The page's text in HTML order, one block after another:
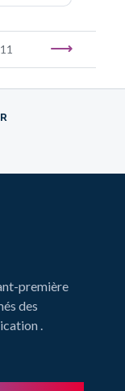
11
première
des
.